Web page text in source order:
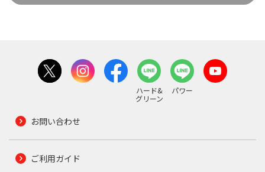
ハード&
グリーン
パワー
お問い合わせ
ご利用ガイド